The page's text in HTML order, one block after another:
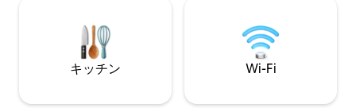
ウン＆ケンタッキー州立大学まで✲30
伴料金：犬1匹目
ドル。最大2匹ま
キッチン Wi-Fi